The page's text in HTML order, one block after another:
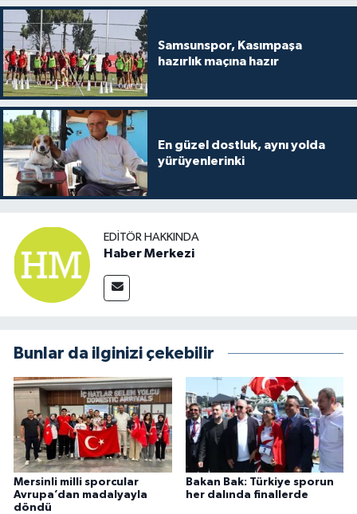
Samsunspor, Kasımpaşa
hazırlık maçına hazır
En güzel dostluk, aynı yolda
yürüyenlerinki
EDITÖR HAKKINDA
Haber Merkezi
Bunlar da ilginizi çekebilir
Mersinli milli sporcular
Avrupa’dan madalyayla
döndü
Bakan Bak: Türkiye sporun
her dalında finallerde